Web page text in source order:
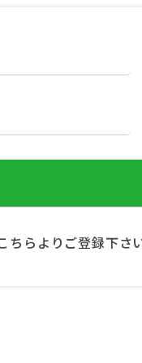
ちらよりご登録下さ